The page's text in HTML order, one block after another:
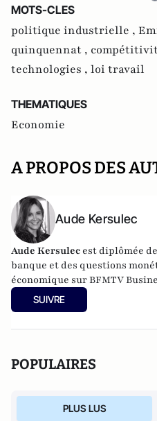
MOTS-CLES
politique industrielle ,
quinquennat ,
technologies , loi travail
THEMATIQUES
Economie
A PROPOS DES
Aude Kersulec
Aude Kersulec est diplômée
banque et des questions
économique sur BFMTV
SUIVRE
POPULAIRES
PLUS LUS